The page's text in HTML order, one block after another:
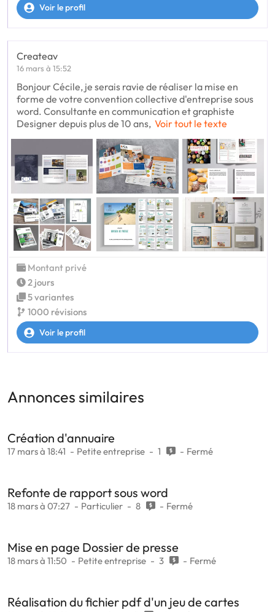
Voir le profil
Createav
16 mars à 15:52
Bonjour Cécile, je serais ravie de réaliser la mise en
forme de votre convention collective d'entreprise sous
word. Consultante en communication et graphiste
Designer depuis plus de 10 ans, Voir tout le texte
Montant privé
2 jours
5 variantes
1000 révisions
Voir le profil
Annonces similaires
Création d'annuaire
17 mars à 18:41 Petite entreprise 1 Fermé
Refonte de rapport sous word
18 mars à 07:27 Particulier 8 Fermé
Mise en page Dossier de presse
18 mars à 11:50 Petite entreprise 3 Fermé
Réalisation du fichier pdf d'un jeu de cartes